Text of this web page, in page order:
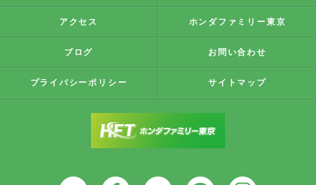
アクセス ホンダファミリー東京
ブログ お問い合わせ
プライバシーポリシー サイトマップ